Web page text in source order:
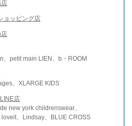
ョッピング店
、petit main LIEN、b・ROOM
、XLARGE KIDS
店
new york childrenswear、
、Lindsay、BLUE CROSS